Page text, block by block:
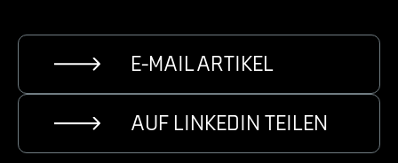
E-MAIL ARTIKEL
AUF LINKEDIN TEILEN